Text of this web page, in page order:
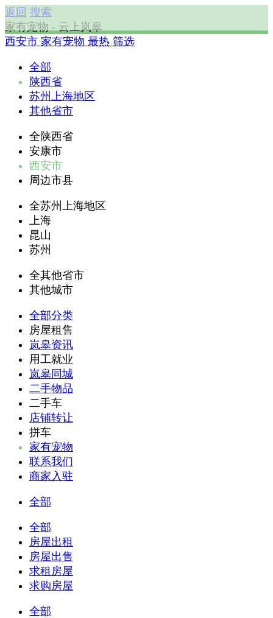
返回 搜索
家有宠物 - 云上岚皋
西安市 家有宠物 最热 筛选
全部
陕西省
苏州上海地区
其他省市
全陕西省
安康市
西安市
周边市县
全苏州上海地区
上海
昆山
苏州
全其他省市
其他城市
全部分类
房屋租售
岚皋资讯
用工就业
岚皋同城
二手物品
二手车
店铺转让
拼车
家有宠物
联系我们
商家入驻
全部
全部
房屋出租
房屋出售
求租房屋
求购房屋
全部